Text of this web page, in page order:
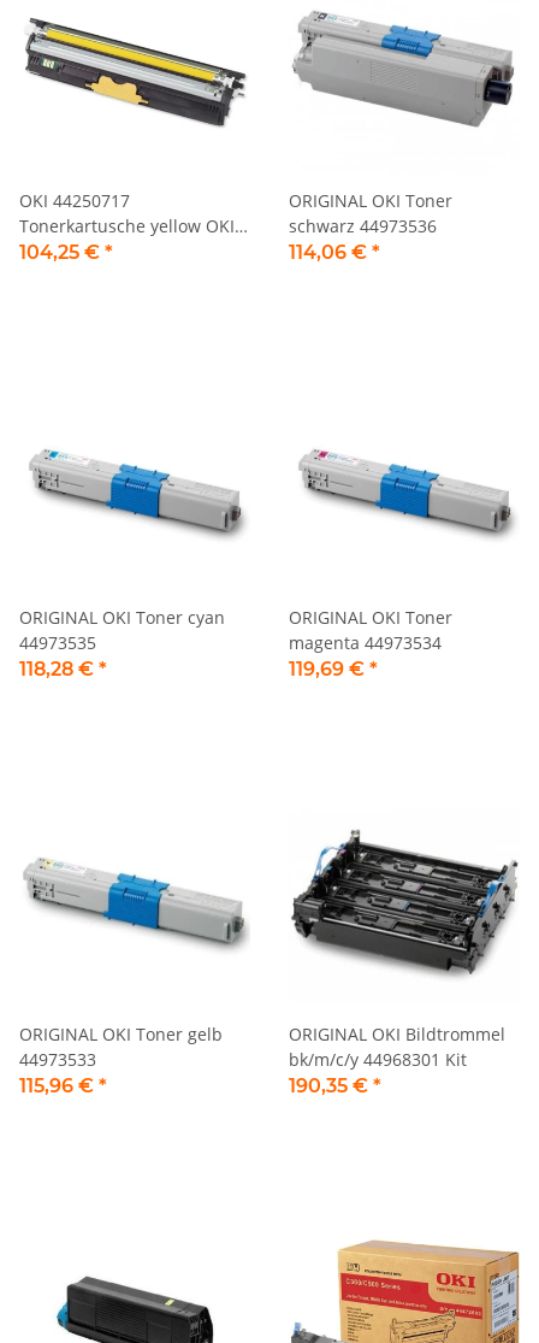
OKI 44250717
Tonerkartusche yellow OKI
C110 Serie
104,25 € *
ORIGINAL OKI Toner
schwarz 44973536
114,06 € *
ORIGINAL OKI Toner cyan
44973535
118,28 € *
ORIGINAL OKI Toner
magenta 44973534
119,69 € *
ORIGINAL OKI Toner gelb
44973533
115,96 € *
ORIGINAL OKI Bildtrommel
bk/m/c/y 44968301 Kit
190,35 € *